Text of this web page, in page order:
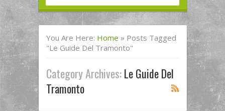
You Are Here: Home » Posts Tagged
"le Guide Del Tramonto"
Category Archives:Le Guide Del
Tramonto